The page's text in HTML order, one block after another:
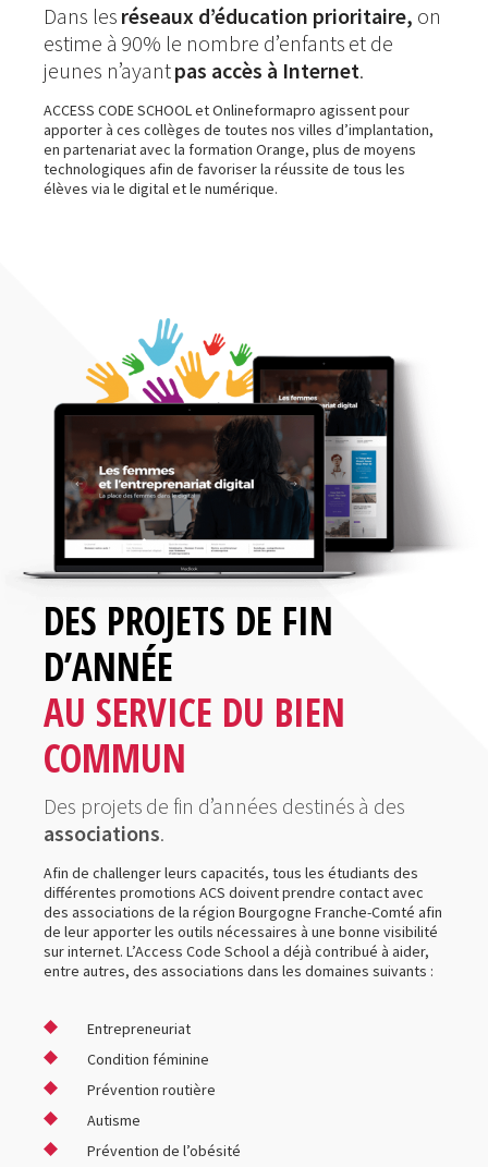
Dans les réseaux d’éducation prioritaire, on
estime à 90% le nombre d’enfants et de
jeunes n’ayantpas accès à Internet.
ACCESS CODE SCHOOL et Onlineformapro agissent pour
apporter à ces collèges de toutes nos villes d’implantation,
en partenariat avec la formation Orange, plus de moyens
technologiques afin de favoriser la réussite de tous les
élèves via le digital et le numérique.
DES PROJETS DE FIN
D’ANNÉE
AU SERVICE DU BIEN
COMMUN
Des projets de fin d’années destinés à des
associations.
Afin de challenger leurs capacités, tous les étudiants des
différentes promotions ACS doivent prendre contact avec
des associations de la région Bourgogne Franche-Comté afin
de leur apporter les outils nécessaires à une bonne visibilité
sur internet. L’Access Code School a déjà contribué à aider,
entre autres, des associations dans les domaines suivants :
Entrepreneuriat
Condition féminine
Prévention routière
Autisme
Prévention de l’obésité